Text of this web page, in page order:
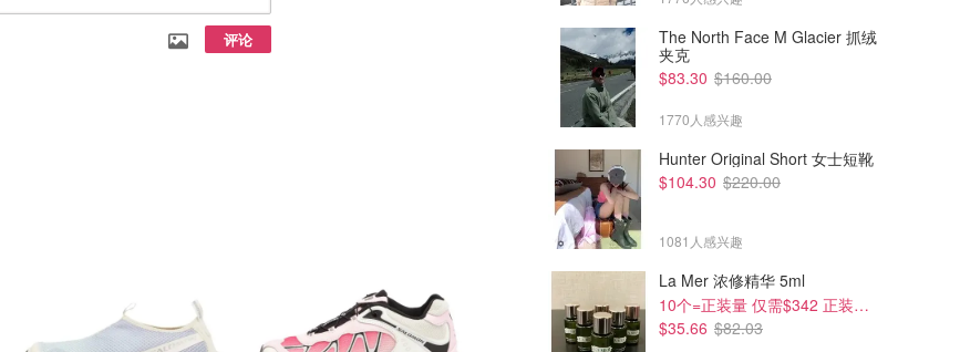
评论
The North Face M Glacier 抓绒
夹克
$83.30 $160.00
1770人感兴趣
Hunter Original Short 女士短靴
$104.30 $220.00
1081人感兴趣
La Mer 浓修精华 5ml
10个=正装量 仅需$342 正装半价！
$35.66 $82.03